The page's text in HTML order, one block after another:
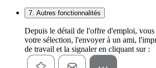
7. Autres fonctionnalités
Depuis le détail de l'offre d'emploi,
votre sélection, l'envoyer à un ami,
de travail et la signaler en cliquant sur :